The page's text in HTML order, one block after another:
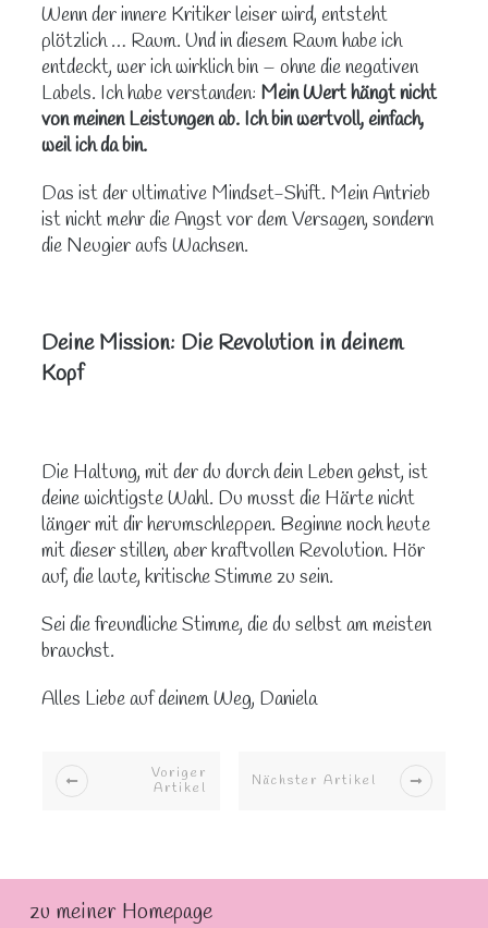
Wenn der innere Kritiker leiser wird, entsteht
plötzlich … Raum. Und in diesem Raum habe ich
entdeckt, wer ich wirklich bin – ohne die negativen
Labels. Ich habe verstanden: Mein Wert hängt nicht
von meinen Leistungen ab. Ich bin wertvoll, einfach,
weil ich da bin.
Das ist der ultimative Mindset-Shift. Mein Antrieb
ist nicht mehr die Angst vor dem Versagen, sondern
die Neugier aufs Wachsen.
Deine Mission: Die Revolution in deinem
Kopf
Die Haltung, mit der du durch dein Leben gehst, ist
deine wichtigste Wahl. Du musst die Härte nicht
länger mit dir herumschleppen. Beginne noch heute
mit dieser stillen, aber kraftvollen Revolution. Hör
auf, die laute, kritische Stimme zu sein.
Sei die freundliche Stimme, die du selbst am meisten
brauchst.
Alles Liebe auf deinem Weg, Daniela
Voriger
Artikel
Nächster Artikel
zu meiner Homepage